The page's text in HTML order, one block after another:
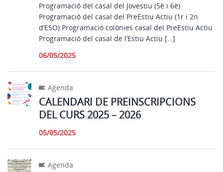
Programació del casal del Jovestiu (5è i 6è)
Programació del casal del PreEstiu Actiu (1r i 2n
d’ESO) Programació colònies casal del PreEstiu Actiu
Programació del casal de l’Estiu Actiu […]
06/05/2025
Agenda
CALENDARI DE PREINSCRIPCIONS
DEL CURS 2025 – 2026
05/05/2025
Agenda